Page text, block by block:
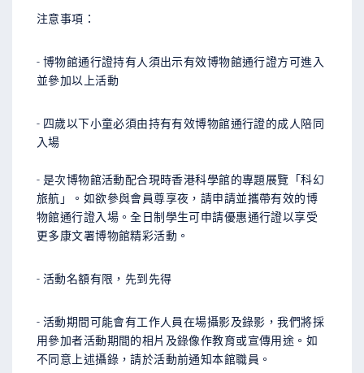
注意事項：
- 博物館通行證持有人須出示有效博物館通行證方可進入
並參加以上活動
- 四歲以下小童必須由持有有效博物館通行證的成人陪同
入場
- 是次博物館活動配合現時香港科學館的專題展覽「科幻
旅航」。如欲參與會員尊享夜，請申請並攜帶有效的博
物館通行證入場。全日制學生可申請優惠通行證以享受
更多康文署博物館精彩活動。
- 活動名額有限，先到先得
- 活動期間可能會有工作人員在場攝影及錄影，我們將採
用參加者活動期間的相片及錄像作教育或宣傳用途。如
不同意上述攝錄，請於活動前通知本館職員。